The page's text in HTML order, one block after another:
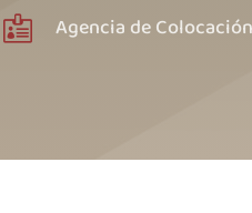
 Agencia de Colocación